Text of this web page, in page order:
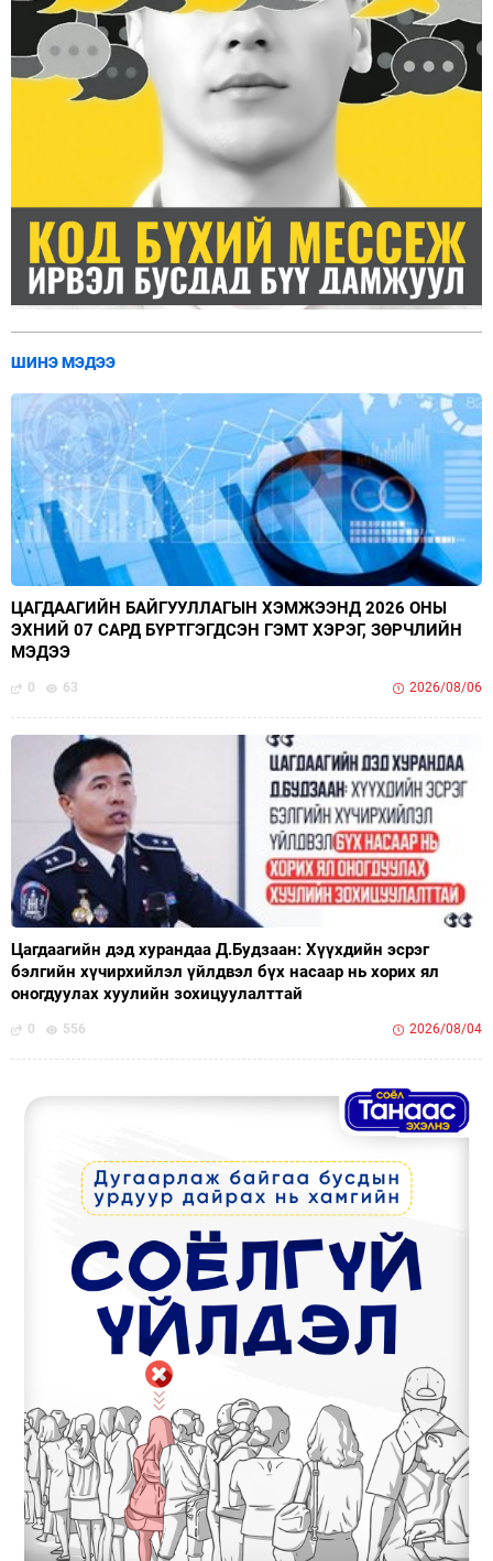
ШИНЭ МЭДЭЭ
ЦАГДААГИЙН БАЙГУУЛЛАГЫН ХЭМЖЭЭНД 2026 ОНЫ
ЭХНИЙ 07 САРД БҮРТГЭГДСЭН ГЭМТ ХЭРЭГ, ЗӨРЧЛИЙН
МЭДЭЭ
0 63 2026/08/06
Цагдаагийн дэд хурандаа Д.Будзаан: Хүүхдийн эсрэг
бэлгийн хүчирхийлэл үйлдвэл бүх насаар нь хорих ял
оногдуулах хуулийн зохицуулалттай
0 556 2026/08/04